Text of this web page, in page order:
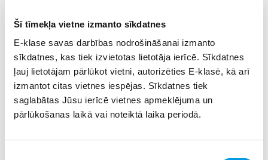
Šī tīmekļa vietne izmanto sīkdatnes
E-klase savas darbības nodrošināšanai izmanto
sīkdatnes, kas tiek izvietotas lietotāja ierīcē. Sīkdatnes
ļauj lietotājam pārlūkot vietni, autorizēties E-klasē, kā arī
izmantot citas vietnes iespējas. Sīkdatnes tiek
saglabātas Jūsu ierīcē vietnes apmeklējuma un
pārlūkošanas laikā vai noteiktā laika periodā.
izmēģinās scenogrāfijas veidošanu un grimu, iepazīs
aktiera sagatavošanās procesu un uzzinās par kino
arhivēšanu un restaurāciju. Kino profesionāļu vadīto
nodarbību mērķis ir aizraujošā veidā ieinteresēt bērnus
plašākā kino pasaules izzināšanā.
Nodarbību laiks:
mēneša pēdējās otrdienās pl. 17.00.
Jauniešu auditorijai no 15 līdz 18 gadiempiemērotais
lekcijām, kurās kino kritiķi, režisori un pētnieki aplūkos
plašu kino vēstures un teorijas tēmu loku. Lektorijs tiks